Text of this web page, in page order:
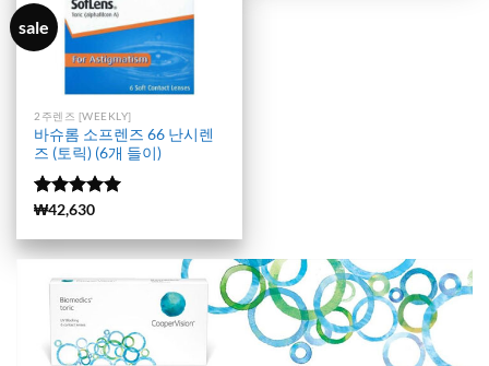
sale
2주렌즈 [WEEKLY]
바슈롬 소프렌즈 66 난시렌
즈 (토릭) (6개 들이)
5 중에서
가됨
(377)
₩42,630